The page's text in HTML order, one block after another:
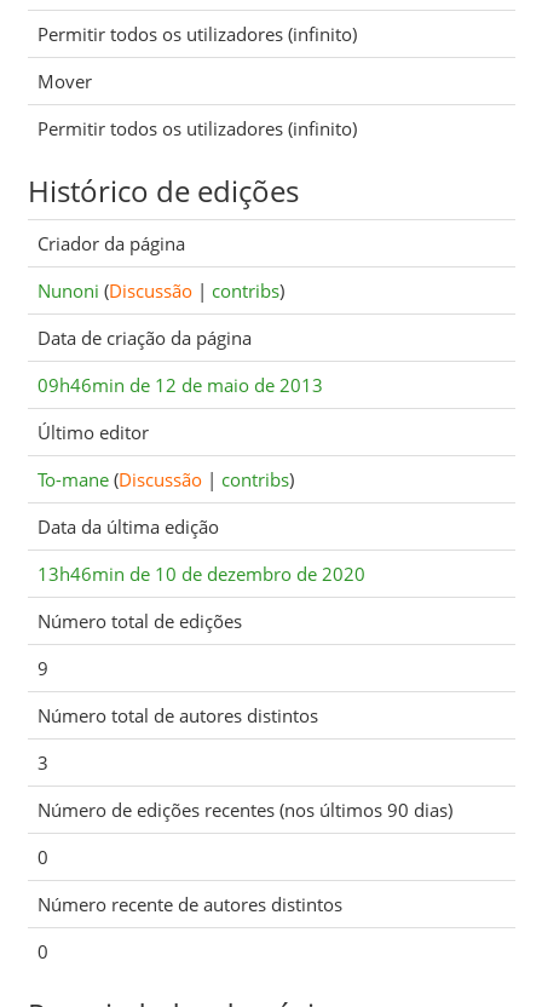
Permitir todos os utilizadores (infinito)
Mover
Permitir todos os utilizadores (infinito)
Histórico de edições
Criador da página
Nunoni (Discussão| contribs)
Data de criação da página
09h46min de 12 de maio de 2013
Último editor
To-mane (Discussão| contribs)
Data da última edição
13h46min de 10 de dezembro de 2020
Número total de edições
9
Número total de autores distintos
3
Número de edições recentes (nos últimos 90 dias)
0
Número recente de autores distintos
0